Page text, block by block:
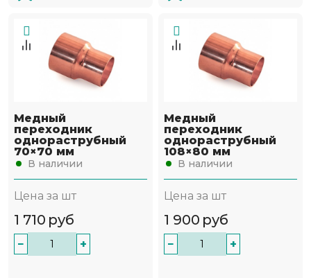
Медный
переходник
однораструбный
70×70 мм
В наличии
Цена за шт
1 710 руб
− +
Медный
переходник
однораструбный
108×80 мм
В наличии
Цена за шт
1 900 руб
− +